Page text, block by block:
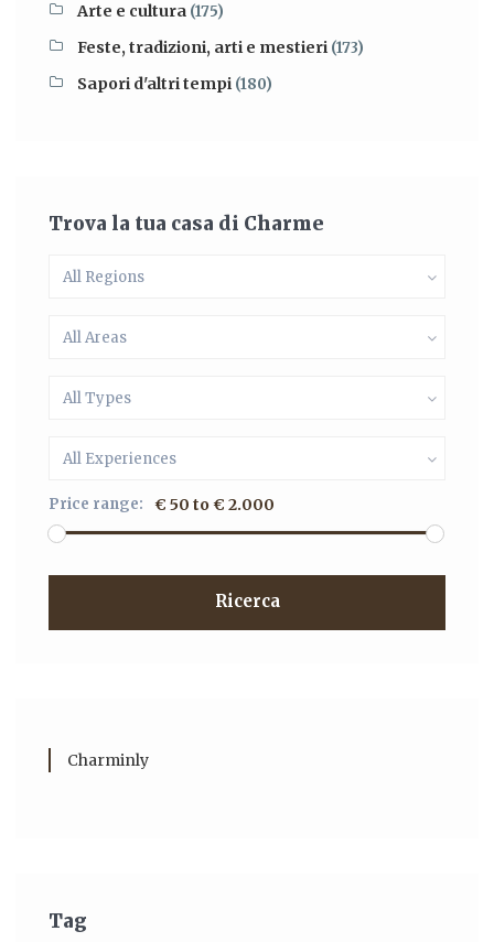
Arte e cultura (175)
Feste, tradizioni, arti e mestieri (173)
Sapori d'altri tempi (180)
Trova la tua casa di Charme
All Regions
All Areas
All Types
All Experiences
Price range: € 50 to € 2.000
Ricerca
Charminly
Tag